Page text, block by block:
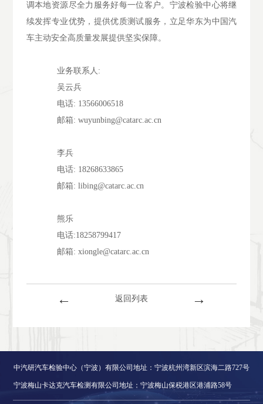
调本地资源尽全力服务好每一位客户。宁波检验中心将继
续发挥专业优势，提供优质测试服务，立足华东为中国汽
车主动安全高质量发展提供坚实保障。
业务联系人:
吴云兵
电话: 13566006518
邮箱: wuyunbing@catarc.ac.cn
李兵
电话: 18268633865
邮箱: libing@catarc.ac.cn
熊乐
电话:18258799417
邮箱: xiongle@catarc.ac.cn
← 返回列表 →
中汽研汽车检验中心（宁波）有限公司地址：宁波杭州湾新区滨海二路727号
宁波梅山卡达克汽车检测有限公司地址：宁波梅山保税港区港浦路58号